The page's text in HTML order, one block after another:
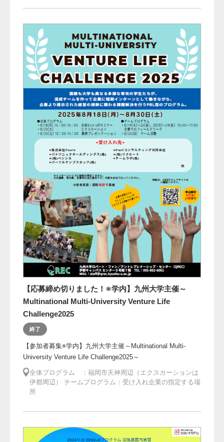
【応募締め切りました！※学内】九州大学主催～
Multinational Multi-University Venture Life
Challenge2025
終了
【参加者募集※学内】九州大学主催～Multinational Multi-
University Venture Life Challenge2025～
全体プログラム ：福岡市天神周辺（エクスカーションは
伊都周辺） チームプログラム：受け入れ企業の指定する場
所